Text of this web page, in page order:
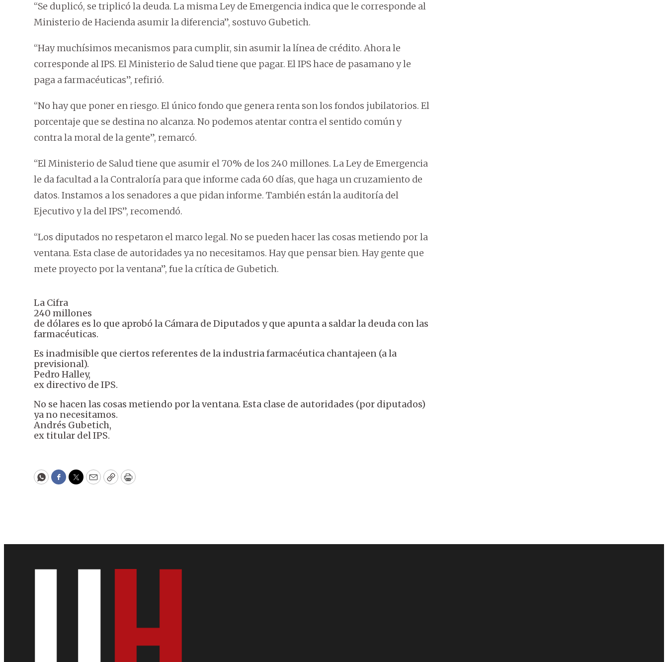
“Se duplicó, se triplicó la deuda. La misma Ley de Emergencia indica que le corresponde al
Ministerio de Hacienda asumir la diferencia”, sostuvo Gubetich.
“Hay muchísimos mecanismos para cumplir, sin asumir la línea de crédito. Ahora le
corresponde al IPS. El Ministerio de Salud tiene que pagar. El IPS hace de pasamano y le
paga a farmacéuticas”, refirió.
“No hay que poner en riesgo. El único fondo que genera renta son los fondos jubilatorios. El
porcentaje que se destina no alcanza. No podemos atentar contra el sentido común y
contra la moral de la gente”, remarcó.
“El Ministerio de Salud tiene que asumir el 70% de los 240 millones. La Ley de Emergencia
le da facultad a la Contraloría para que informe cada 60 días, que haga un cruzamiento de
datos. Instamos a los senadores a que pidan informe. También están la auditoría del
Ejecutivo y la del IPS”, recomendó.
“Los diputados no respetaron el marco legal. No se pueden hacer las cosas metiendo por la
ventana. Esta clase de autoridades ya no necesitamos. Hay que pensar bien. Hay gente que
mete proyecto por la ventana”, fue la crítica de Gubetich.
La Cifra
240 millones
de dólares es lo que aprobó la Cámara de Diputados y que apunta a saldar la deuda con las
farmacéuticas.
Es inadmisible que ciertos referentes de la industria farmacéutica chantajeen (a la
previsional).
Pedro Halley,
ex directivo de IPS.
No se hacen las cosas metiendo por la ventana. Esta clase de autoridades (por diputados)
ya no necesitamos.
Andrés Gubetich,
ex titular del IPS.
WhatsApp
Facebook
Twitter
EmailCopyPrint